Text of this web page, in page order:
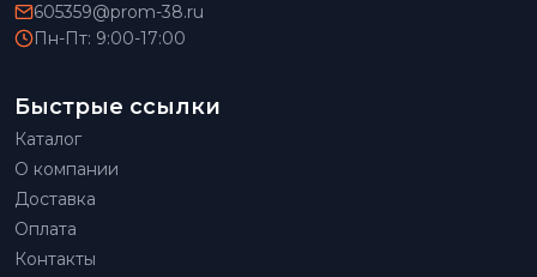
605359@prom-38.ru
Пн-Пт: 9:00-17:00
Быстрые ссылки
Каталог
О компании
Доставка
Оплата
Контакты